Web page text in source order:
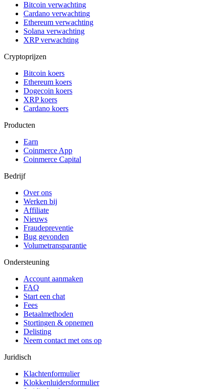
Bitcoin verwachting
Cardano verwachting
Ethereum verwachting
Solana verwachting
XRP verwachting
Cryptoprijzen
Bitcoin koers
Ethereum koers
Dogecoin koers
XRP koers
Cardano koers
Producten
Earn
Coinmerce App
Coinmerce Capital
Bedrijf
Over ons
Werken bij
Affiliate
Nieuws
Fraudepreventie
Bug gevonden
Volumetransparantie
Ondersteuning
Account aanmaken
FAQ
Start een chat
Fees
Betaalmethoden
Stortingen & opnemen
Delisting
Neem contact met ons op
Juridisch
Klachtenformulier
Klokkenluidersformulier